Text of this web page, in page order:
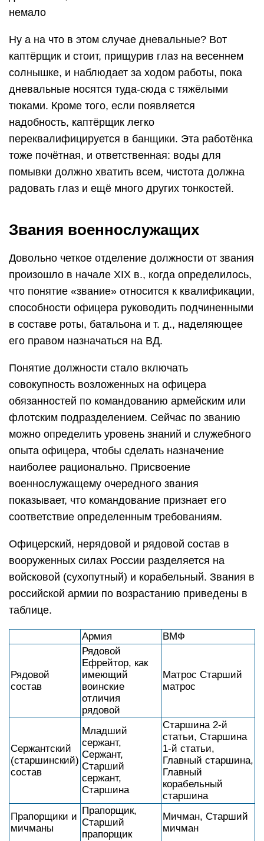
немало
Ну а на что в этом случае дневальные? Вот
каптёрщик и стоит, прищурив глаз на весеннем
солнышке, и наблюдает за ходом работы, пока
дневальные носятся туда-сюда с тяжёлыми
тюками. Кроме того, если появляется
надобность, каптёрщик легко
переквалифицируется в банщики. Эта работёнка
тоже почётная, и ответственная: воды для
помывки должно хватить всем, чистота должна
радовать глаз и ещё много других тонкостей.
Звания военнослужащих
Довольно четкое отделение должности от звания
произошло в начале XIX в., когда определилось,
что понятие «звание» относится к квалификации,
способности офицера руководить подчиненными
в составе роты, батальона и т. д., наделяющее
его правом назначаться на ВД.
Понятие должности стало включать
совокупность возложенных на офицера
обязанностей по командованию армейским или
флотским подразделением. Сейчас по званию
можно определить уровень знаний и служебного
опыта офицера, чтобы сделать назначение
наиболее рационально. Присвоение
военнослужащему очередного звания
показывает, что командование признает его
соответствие определенным требованиям.
Офицерский, нерядовой и рядовой состав в
вооруженных силах России разделяется на
войсковой (сухопутный) и корабельный. Звания в
российской армии по возрастанию приведены в
таблице.
Армия ВМФ
Рядовой
состав
Рядовой
Ефрейтор, как
имеющий
воинские
отличия
рядовой
Матрос Старший
матрос
Сержантский
(старшинский)
состав
Младший
сержант,
Сержант,
Старший
сержант,
Старшина
Старшина 2-й
статьи, Старшина
1-й статьи,
Главный старшина,
Главный
корабельный
старшина
Прапорщики и
мичманы
Прапорщик,
Старший
прапорщик
Мичман, Старший
мичман